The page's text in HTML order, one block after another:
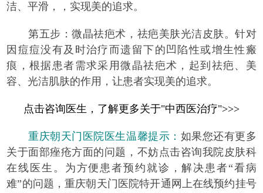
洁、平滑，，实现美的追求。
第五步：微晶祛疤术，祛疤美肤光洁皮肤。针对
因痘痘没有及时治疗而遗留下的凹陷性或增生性瘢
痕，根据患者需求采用微晶祛疤术，起到祛疤、美
容、光洁肌肤的作用，让患者实现美的追求。
点击咨询医生，了解更多关于"中西医治疗">>>
重庆朝天门医院医生温馨提示： 如果您还有更多
关于面部痤疮方面的问题，不妨点击咨询我院皮肤科
在线医生。为方便患者预约就诊，解决患者“看病
难”的问题，重庆朝天门医院特开通网上在线预约挂号